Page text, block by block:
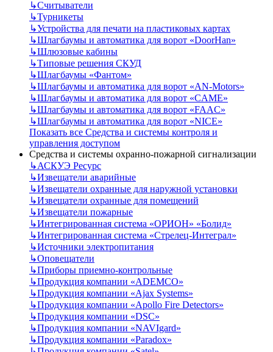
↳Считыватели
↳Турникеты
↳Устройства для печати на пластиковых картах
↳Шлагбаумы и автоматика для ворот «DoorHan»
↳Шлюзовые кабины
↳Типовые решения СКУД
↳Шлагбаумы «Фантом»
↳Шлагбаумы и автоматика для ворот «AN-Motors»
↳Шлагбаумы и автоматика для ворот «CAME»
↳Шлагбаумы и автоматика для ворот «FAAC»
↳Шлагбаумы и автоматика для ворот «NICE»
Показать все Средства и системы контроля и
управления доступом
Средства и системы охранно-пожарной сигнализации
↳АСКУЭ Ресурс
↳Извещатели аварийные
↳Извещатели охранные для наружной установки
↳Извещатели охранные для помещений
↳Извещатели пожарные
↳Интегрированная система «ОРИОН» «Болид»
↳Интегрированная система «Стрелец-Интеграл»
↳Источники электропитания
↳Оповещатели
↳Приборы приемно-контрольные
↳Продукция компании «ADEMCO»
↳Продукция компании «Ajax Systems»
↳Продукция компании «Apollo Fire Detectors»
↳Продукция компании «DSC»
↳Продукция компании «NAVIgard»
↳Продукция компании «Paradox»